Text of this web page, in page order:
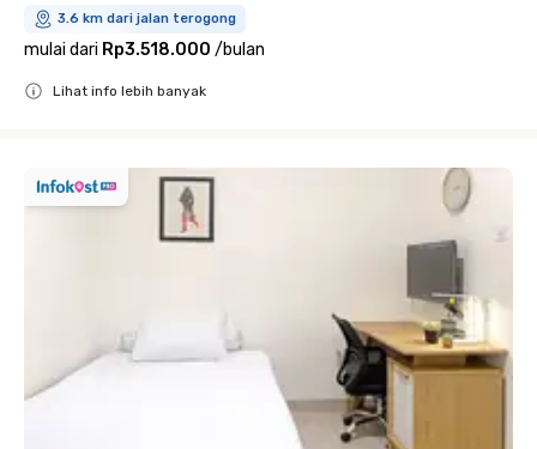
3.6 km dari jalan terogong
mulai dari Rp3.518.000 /bulan
Lihat info lebih banyak